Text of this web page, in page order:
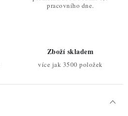
pracovního dne.
Zboží skladem
více jak 3500 položek